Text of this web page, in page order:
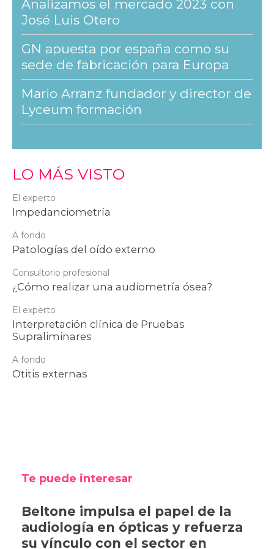
Analizamos el mercado 2023 con
José Luis Otero
GN apuesta por españa como su
sede de fabricación para Europa
Mario Arranz fundador y director de
Lyceum formación
LO MÁS VISTO
El experto
Impedanciometría
A fondo
Patologías del oído externo
Consultorio profesional
¿Cómo realizar una audiometría ósea?
El experto
Interpretación clínica de Pruebas
Supraliminares
A fondo
Otitis externas
Te puede interesar
Beltone impulsa el papel de la
audiología en ópticas y refuerza
su vínculo con el sector en